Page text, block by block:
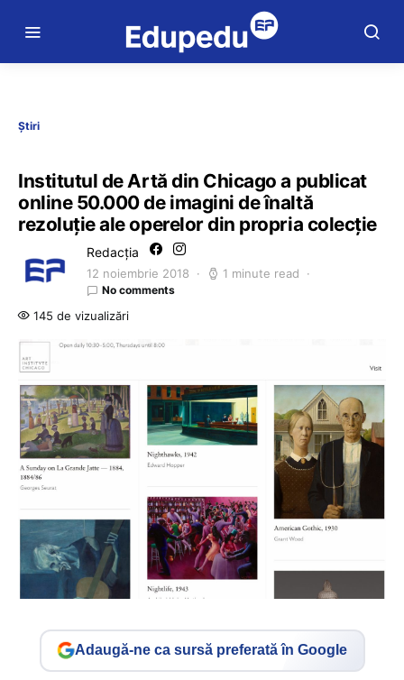
Știri
Institutul de Artă din Chicago a publicat
online 50.000 de imagini de înaltă
rezoluție ale operelor din propria colecție
Redacția
12 noiembrie 2018 1 minute read
No comments
145 de vizualizări
Adaugă-ne ca sursă preferată în Google